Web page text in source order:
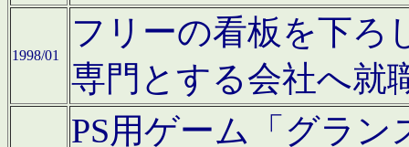
1998/01
フリーの看板を下ろ
専門とする会社へ就
PS用ゲーム「グラン